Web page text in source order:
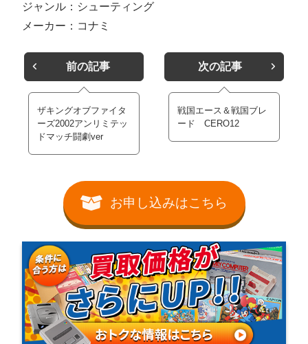
ジャンル：シューティング
メーカー：コナミ
前の記事
ザキングオブファイタ
ーズ2002アンリミテッ
ドマッチ闘劇ver
次の記事
戦国エース＆戦国ブレ
ード CERO12
お申し込みはこちら